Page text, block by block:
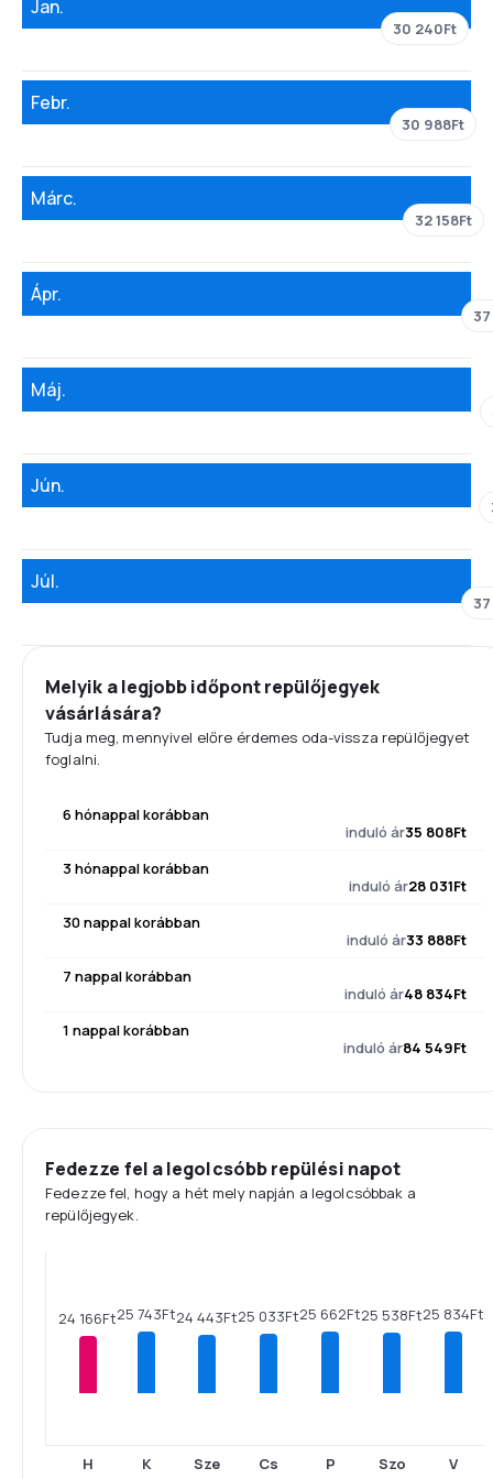
Jan.
30 240Ft
Febr.
30 988Ft
Márc.
32 158Ft
Ápr.
Máj.
Jún.
Júl.
Melyik a legjobb időpont repülőjegyek
vásárlására?
Tudja meg, mennyivel előre érdemes oda-vissza repülőjegyet
foglalni.
6 hónappal korábban
induló ár35 808Ft
3 hónappal korábban
induló ár28 031Ft
30 nappal korábban
induló ár33 888Ft
7 nappal korábban
induló ár48 834Ft
1 nappal korábban
induló ár84 549Ft
Fedezze fel a legolcsóbb repülési napot
Fedezze fel, hogy a hét mely napján a legolcsóbbak a
repülőjegyek.
24 166Ft
H
25 743Ft
K
24 443Ft
Sze
25 033Ft
Cs
25 662Ft
P
25 538Ft
Szo
25 834Ft
V